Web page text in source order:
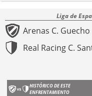
Liga de
Arenas C. Guecho
Real Racing C.
HISTÓRICO DE ESTE
ENFRENTAMIENTO